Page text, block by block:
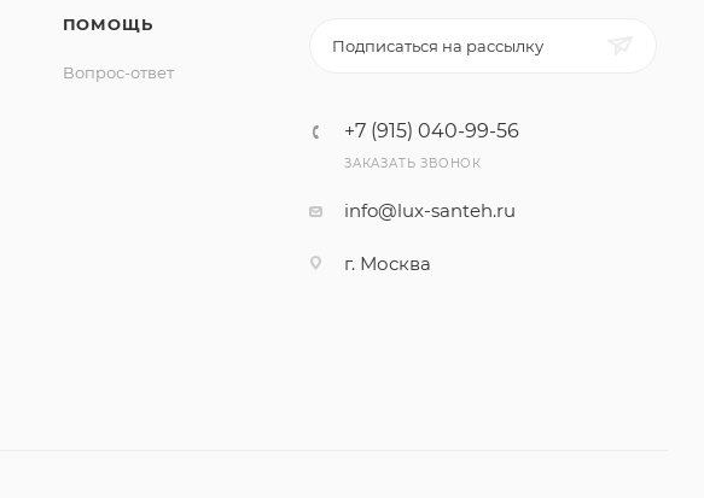
ПОМОЩЬ
Вопрос-ответ
Подписаться на рассылку
+7 (915) 040-99-56
ЗАКАЗАТЬ ЗВОНОК
info@lux-santeh.ru
г. Москва